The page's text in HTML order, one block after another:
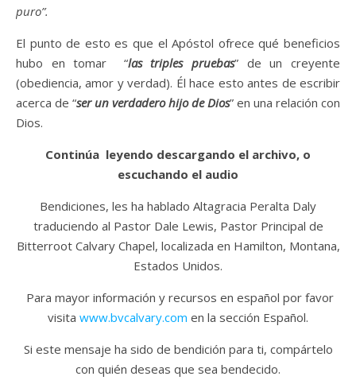
puro”.
El punto de esto es que el Apóstol ofrece qué beneficios
hubo en tomar “las triples pruebas” de un creyente
(obediencia, amor y verdad). Él hace esto antes de escribir
acerca de “ser un verdadero hijo de Dios” en una relación con
Dios.
Continúa leyendo descargando el archivo, o
escuchando el audio
Bendiciones, les ha hablado Altagracia Peralta Daly
traduciendo al Pastor Dale Lewis, Pastor Principal de
Bitterroot Calvary Chapel, localizada en Hamilton, Montana,
Estados Unidos.
Para mayor información y recursos en español por favor
visita www.bvcalvary.com en la sección Español.
Si este mensaje ha sido de bendición para ti, compártelo
con quién deseas que sea bendecido.